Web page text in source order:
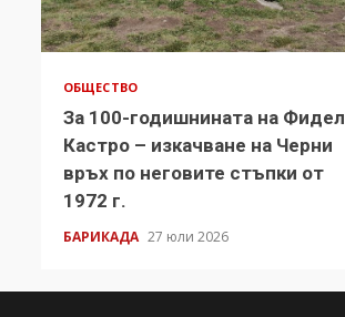
ОБЩЕСТВО
За 100-годишнината на Фидел
Кастро – изкачване на Черни
връх по неговите стъпки от
1972 г.
БАРИКАДА 27 юли 2026